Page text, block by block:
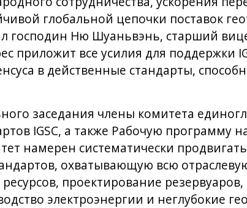
глобальной цепочки поставок
господин Ню Шуаньвэнь, старший
приложит все усилия для поддержки
в действенные стандарты,
заседания члены комитета
IGSC, а также Рабочую программу
намерен систематически
охватывающую всю
ресурсов, проектирование
электроэнергии и неглубокие